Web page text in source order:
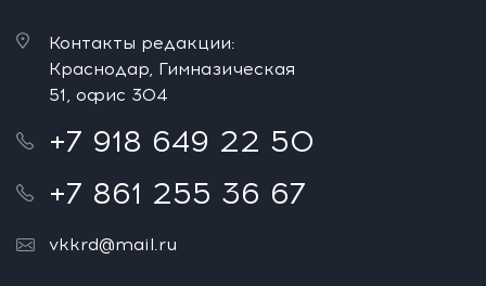
Контакты редакции:
Краснодар, Гимназическая
51, офис 304
+7 918 649 22 50
+7 861 255 36 67
vkkrd@mail.ru